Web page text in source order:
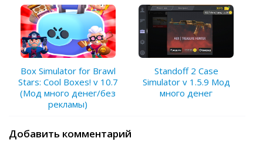
Box Simulator for Brawl
Stars: Cool Boxes! v 10.7
(Мод много денег/без
рекламы)
Standoff 2 Case
Simulator v 1.5.9 Мод
много денег
Добавить комментарий